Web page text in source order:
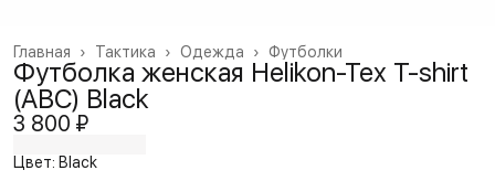
Футболки
Одежда ›
Тактика ›
Главная ›
Футболка женская Helikon-Tex T-shirt
(ABC) Black
3 800 ₽
Цвет: Black